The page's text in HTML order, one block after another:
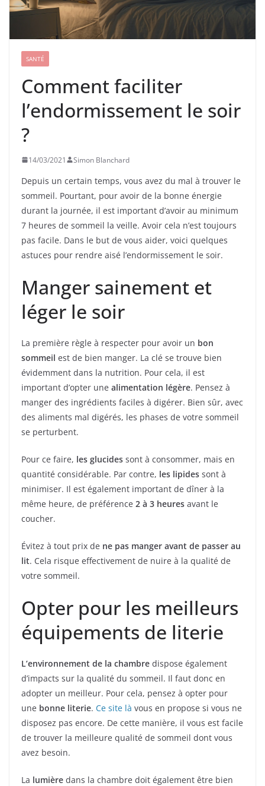
SANTÉ
Comment faciliter
l’endormissement le soir
?
14/03/2021 Simon Blanchard
Depuis un certain temps, vous avez du mal à trouver le
sommeil. Pourtant, pour avoir de la bonne énergie
durant la journée, il est important d’avoir au minimum
7 heures de sommeil la veille. Avoir cela n’est toujours
pas facile. Dans le but de vous aider, voici quelques
astuces pour rendre aisé l’endormissement le soir.
Manger sainement et
léger le soir
La première règle à respecter pour avoir un bon
sommeil est de bien manger. La clé se trouve bien
évidemment dans la nutrition. Pour cela, il est
important d’opter une alimentation légère. Pensez à
manger des ingrédients faciles à digérer. Bien sûr, avec
des aliments mal digérés, les phases de votre sommeil
se perturbent.
Pour ce faire, les glucides sont à consommer, mais en
quantité considérable. Par contre, les lipides sont à
minimiser. Il est également important de dîner à la
même heure, de préférence 2 à 3 heures avant le
coucher.
Évitez à tout prix de ne pas manger avant de passer au
lit. Cela risque effectivement de nuire à la qualité de
votre sommeil.
Opter pour les meilleurs
équipements de literie
L’environnement de la chambre dispose également
d’impacts sur la qualité du sommeil. Il faut donc en
adopter un meilleur. Pour cela, pensez à opter pour
une bonne literie. Ce site là vous en propose si vous ne
disposez pas encore. De cette manière, il vous est facile
de trouver la meilleure qualité de sommeil dont vous
avez besoin.
La lumière dans la chambre doit également être bien